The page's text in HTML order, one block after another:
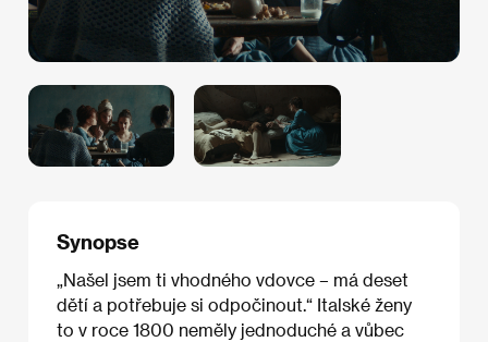
Synopse
„Našel jsem ti vhodného vdovce – má deset
dětí a potřebuje si odpočinout.“ Italské ženy
to v roce 1800 neměly jednoduché a vůbec